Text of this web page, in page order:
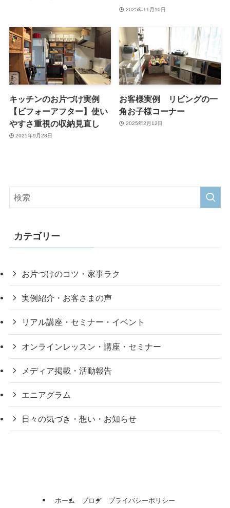
2025年11月10日
キッチンのお片づけ実例
【ビフォーアフター】使い
やすさ重視の収納見直し
2025年9月28日
お客様実例 リビングの一
角お子様コーナー
2025年2月12日
カテゴリー
お片づけのコツ・家事ラク
実例紹介・お客さまの声
リアル講座・セミナー・イベント
オンラインレッスン・講座・セミナー
メディア掲載・活動報告
エニアグラム
日々の気づき・想い・お知らせ
ホーム ブログ プライバシーポリシー